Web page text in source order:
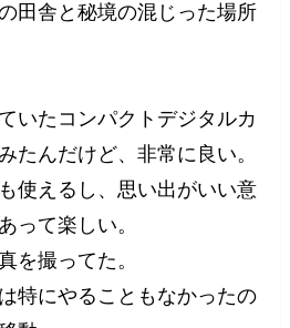
田舎と秘境の混じった場所
いたコンパクトデジタルカ
たんだけど、非常に良い。
使えるし、思い出がいい意
って楽しい。
を撮ってた。
特にやることもなかったの